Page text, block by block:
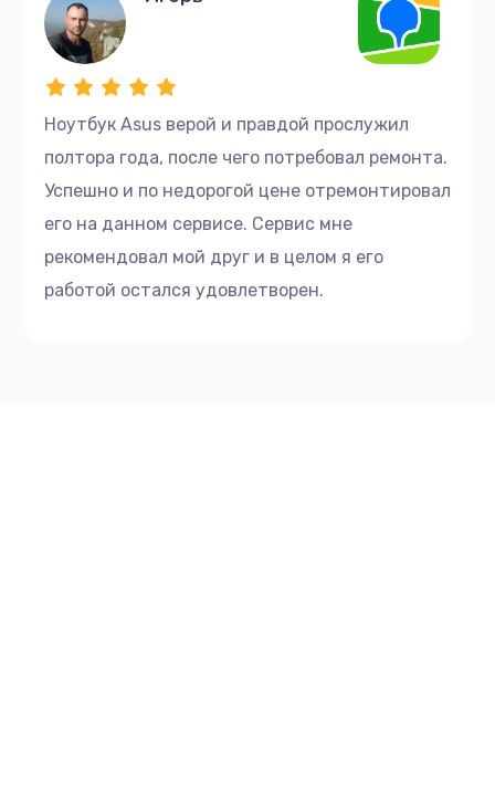
Ноутбук Asus верой и правдой прослужил
полтора года, после чего потребовал ремонта.
Успешно и по недорогой цене отремонтировал
его на данном сервисе. Сервис мне
рекомендовал мой друг и в целом я его
работой остался удовлетворен.